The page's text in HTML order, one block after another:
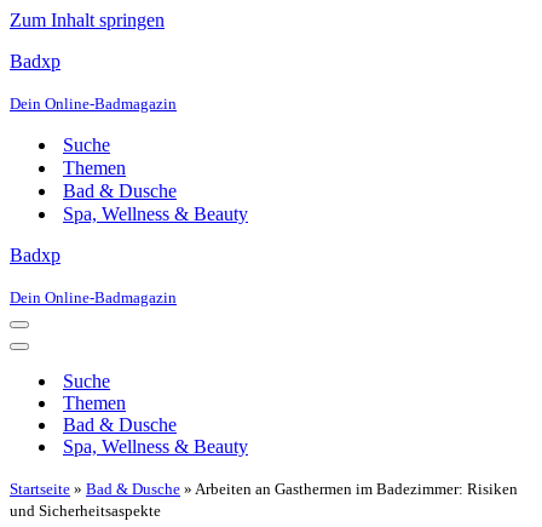
Zum Inhalt springen
Badxp
Dein Online-Badmagazin
Suche
Themen
Bad & Dusche
Spa, Wellness & Beauty
Badxp
Dein Online-Badmagazin
Navigationsmenü
Navigationsmenü
Suche
Themen
Bad & Dusche
Spa, Wellness & Beauty
Startseite » Bad & Dusche » Arbeiten an Gasthermen im Badezimmer: Risiken
und Sicherheitsaspekte